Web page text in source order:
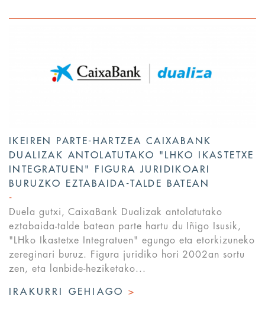
IKEIREN PARTE-HARTZEA CAIXABANK
DUALIZAK ANTOLATUTAKO "LHKO IKASTETXE
INTEGRATUEN" FIGURA JURIDIKOARI
BURUZKO EZTABAIDA-TALDE BATEAN
Duela gutxi, CaixaBank Dualizak antolatutako
eztabaida-talde batean parte hartu du Iñigo Isusik,
"LHko Ikastetxe Integratuen" egungo eta etorkizuneko
zereginari buruz. Figura juridiko hori 2002an sortu
zen, eta lanbide-heziketako...
IRAKURRI GEHIAGO>